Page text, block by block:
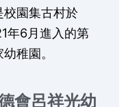
校園集古村於
年6月進入的第
稚園。
會呂祥光幼